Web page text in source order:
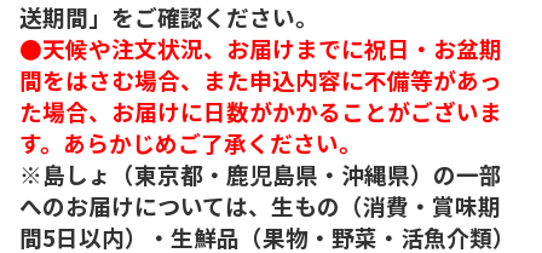
送期間」をご確認ください。
●天候や注文状況、お届けまでに祝日・お盆期
間をはさむ場合、また申込内容に不備等があっ
た場合、お届けに日数がかかることがございま
す。あらかじめご了承ください。
※島しょ（東京都・鹿児島県・沖縄県）の一部
へのお届けについては、生もの（消費・賞味期
間5日以内）・生鮮品（果物・野菜・活魚介類）